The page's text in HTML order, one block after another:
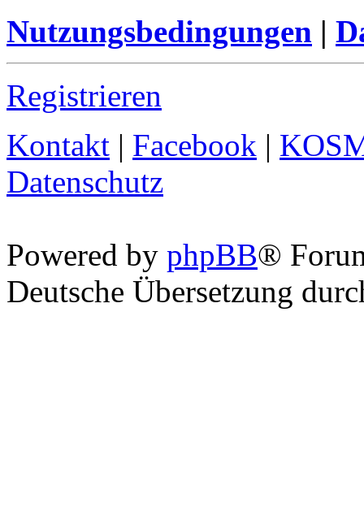
Nutzungsbedingungen |
Registrieren
Kontakt | Facebook |
Datenschutz
Powered by phpBB®
Deutsche Übersetzung